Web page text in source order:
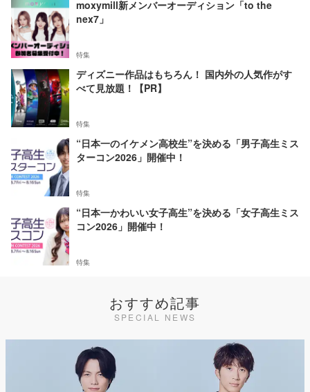
moxymill新メンバーオーディション「to the
nex7」
特集
ディズニー作品はもちろん！ 国内外の人気作がす
べて見放題！【PR】
特集
“日本一のイケメン高校生”を決める「男子高生ミス
ターコン2026」開催中！
特集
“日本一かわいい女子高生”を決める「女子高生ミス
コン2026」開催中！
特集
おすすめ記事
SPECIAL NEWS